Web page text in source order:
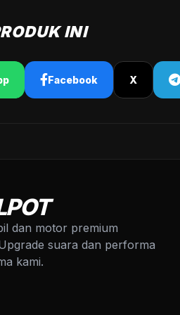
INI
Facebook X
dan motor premium
suara dan performa
kami.